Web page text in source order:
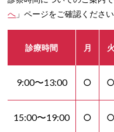
へ 」ページをご確認ください
診療時間 月 火
9:00〜13:00 ○ ○
15:00〜19:00 ○ ○